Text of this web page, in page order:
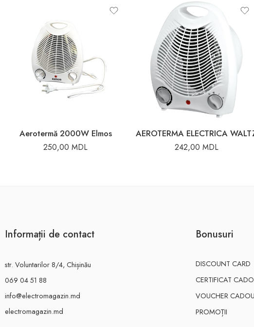
Aerotermă 2000W Elmos
250,00 MDL
AEROTERMA ELECTRICA
242,00 MDL
Informații de contact
str. Voluntarilor 8/4, Chișinău
069 04 51 88
info@electromagazin.md
electromagazin.md
Bonusuri
DISCOUNT CARD
CERTIFICAT
VOUCHER CADOU
PROMOȚII